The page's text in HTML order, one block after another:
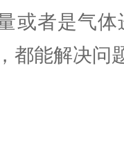
或者是气
都能解决问